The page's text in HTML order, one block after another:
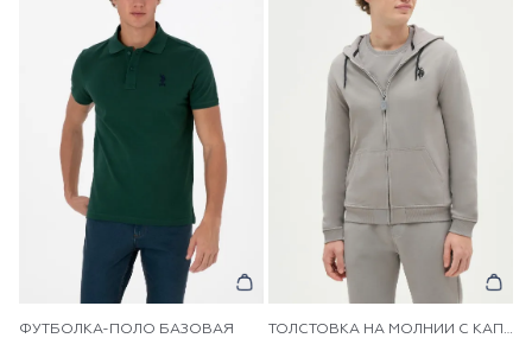
ФУТБОЛКА-ПОЛО БАЗОВАЯ ТОЛСТОВКА НА МОЛНИИ С КАПЮШОНОМ